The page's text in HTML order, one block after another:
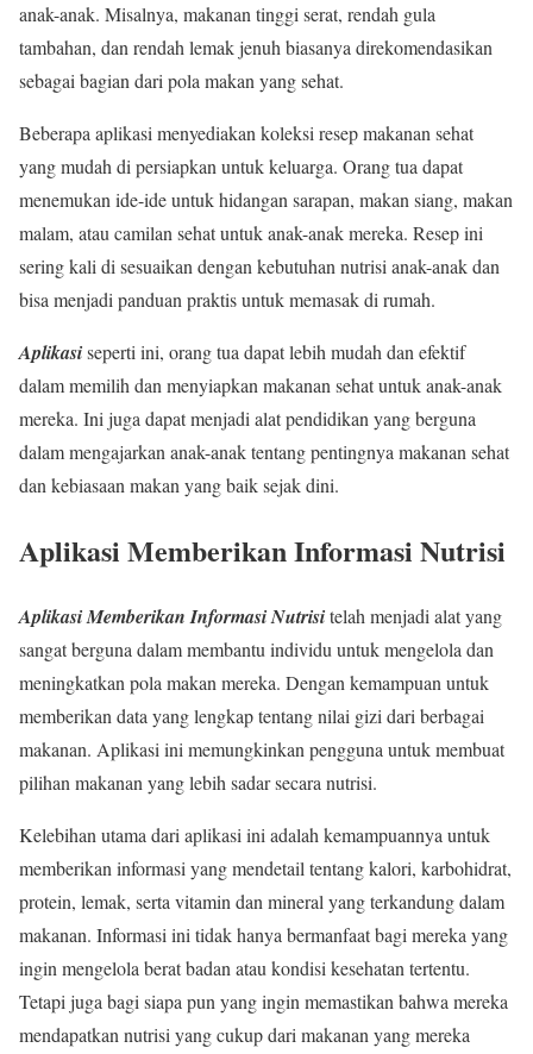
anak-anak. Misalnya, makanan tinggi serat, rendah gula
tambahan, dan rendah lemak jenuh biasanya direkomendasikan
sebagai bagian dari pola makan yang sehat.
Beberapa aplikasi menyediakan koleksi resep makanan sehat
yang mudah di persiapkan untuk keluarga. Orang tua dapat
menemukan ide-ide untuk hidangan sarapan, makan siang, makan
malam, atau camilan sehat untuk anak-anak mereka. Resep ini
sering kali di sesuaikan dengan kebutuhan nutrisi anak-anak dan
bisa menjadi panduan praktis untuk memasak di rumah.
Aplikasiseperti ini, orang tua dapat lebih mudah dan efektif
dalam memilih dan menyiapkan makanan sehat untuk anak-anak
mereka. Ini juga dapat menjadi alat pendidikan yang berguna
dalam mengajarkan anak-anak tentang pentingnya makanan sehat
dan kebiasaan makan yang baik sejak dini.
Aplikasi Memberikan Informasi Nutrisi
Aplikasi Memberikan Informasi Nutrisitelah menjadi alat yang
sangat berguna dalam membantu individu untuk mengelola dan
meningkatkan pola makan mereka. Dengan kemampuan untuk
memberikan data yang lengkap tentang nilai gizi dari berbagai
makanan. Aplikasi ini memungkinkan pengguna untuk membuat
pilihan makanan yang lebih sadar secara nutrisi.
Kelebihan utama dari aplikasi ini adalah kemampuannya untuk
memberikan informasi yang mendetail tentang kalori, karbohidrat,
protein, lemak, serta vitamin dan mineral yang terkandung dalam
makanan. Informasi ini tidak hanya bermanfaat bagi mereka yang
ingin mengelola berat badan atau kondisi kesehatan tertentu.
Tetapi juga bagi siapa pun yang ingin memastikan bahwa mereka
mendapatkan nutrisi yang cukup dari makanan yang mereka